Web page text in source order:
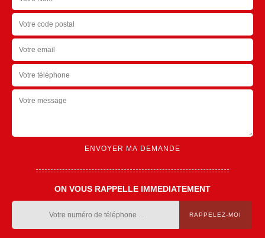
ON VOUS RAPPELLE IMMEDIATEMENT